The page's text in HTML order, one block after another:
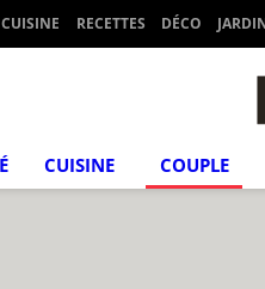
CUISINE RECETTES DÉCO
CUISINE COUPLE